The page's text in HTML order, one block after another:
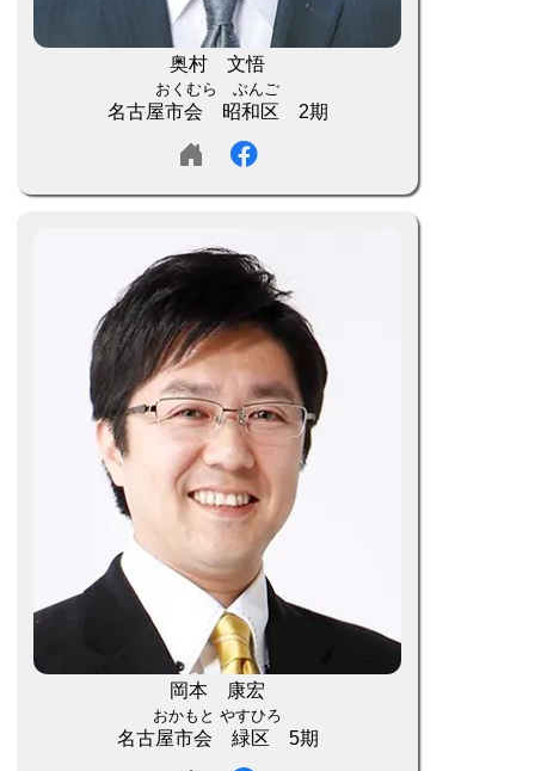
奥村 文悟
おくむら ぶんご
名古屋市会 昭和区 2期
岡本 康宏
おかもと やすひろ
名古屋市会 緑区 5期